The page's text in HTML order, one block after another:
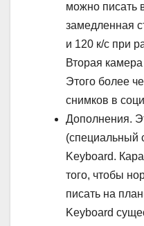
можно писать
замедленная
и 120 к/с при
Вторая
Этого более
снимков в
Дополнения.
(специальный
Keyboard.
того, чтобы
писать на
Keyboard